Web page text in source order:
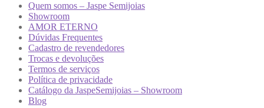
Quem somos – Jaspe Semijoias
Showroom
AMOR ETERNO
Dúvidas Frequentes
Cadastro de revendedores
Trocas e devoluções
Termos de serviços
Política de privacidade
Catálogo da JaspeSemijoias – Showroom
Blog